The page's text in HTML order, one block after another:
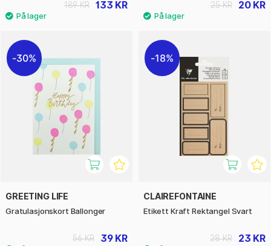
133 KR
189 KR 20 KR
25 KR
30%
GREETING LIFE
Gratulasjonskort Ballonger
39 KR
56 KR
18%
CLAIREFONTAINE
Etikett Kraft Rektangel Svart
23 KR
28 KR